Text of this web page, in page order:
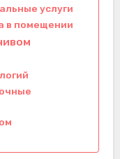
услуги
в помещении